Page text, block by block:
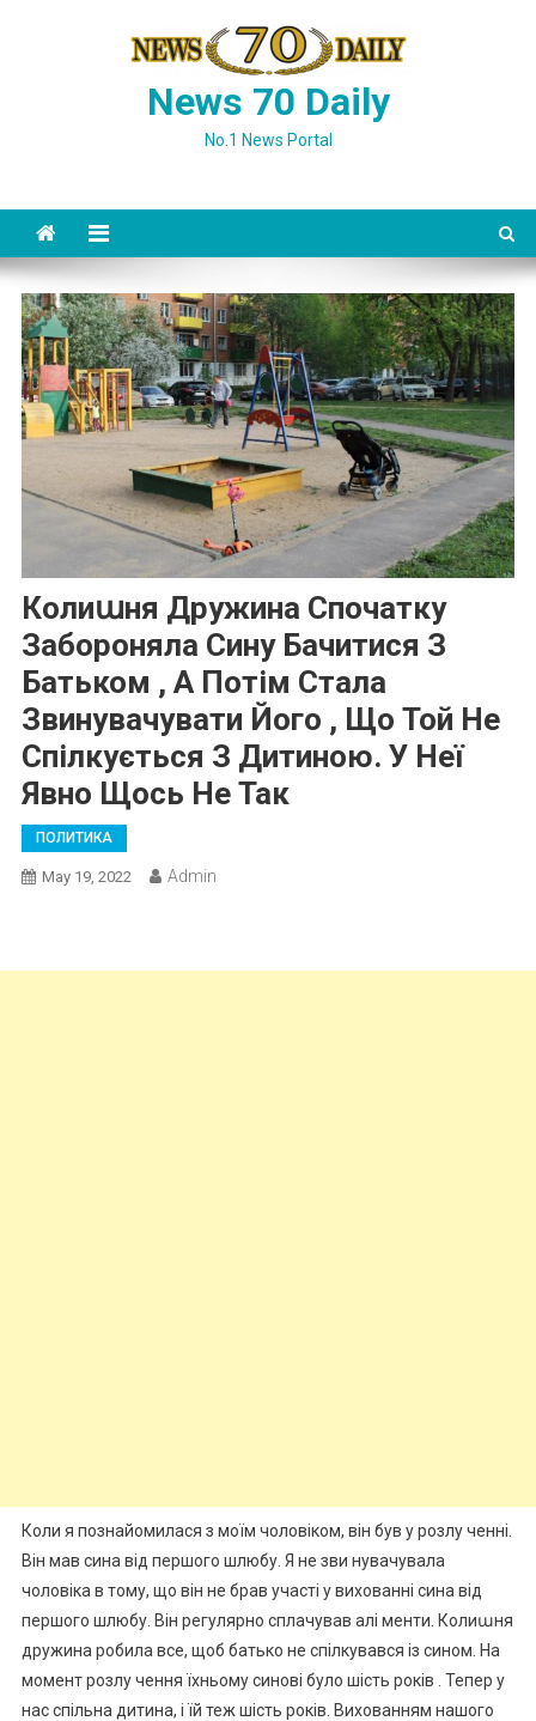
News 70 Daily
No.1 News Portal
Колиաня Дружина Спочатку
Забороняла Сину Бачитися З
Батьком , А Потім Стала
Звинувачувати Його , Що Той Не
Спілкується З Дитиною. У Неї
Явно Щось Не Так
ПОЛИТИКА
May 19, 2022 Admin
Коли я познайомилася з моїм чоловіком, він був у розлу ченні.
Він мав сина від першого шлюбу. Я не зви нувачувала
чоловіка в тому, що він не брав участі у вихованні сина від
першого шлюбу. Він регулярно сплачував алі менти. Колиաня
дружина робила все, щоб батько не спілкувався із сином. На
момент розлу чення їхньому синові було шість років . Тепер у
нас спільна дитина, і їй теж шість років. Вихованням нашого